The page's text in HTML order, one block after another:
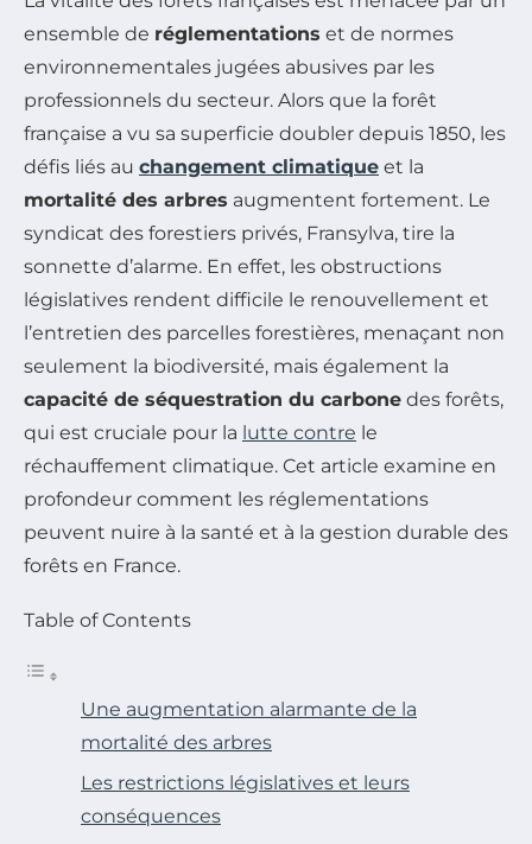
ensemble de réglementations et de normes
environnementales jugées abusives par les
professionnels du secteur. Alors que la forêt
française a vu sa superficie doubler depuis 1850, les
défis liés au changement climatique et la
mortalité des arbres augmentent fortement. Le
syndicat des forestiers privés, Fransylva, tire la
sonnette d’alarme. En effet, les obstructions
législatives rendent difficile le renouvellement et
l’entretien des parcelles forestières, menaçant non
seulement la biodiversité, mais également la
capacité de séquestration du carbone des forêts,
qui est cruciale pour la lutte contre le
réchauffement climatique. Cet article examine en
profondeur comment les réglementations
peuvent nuire à la santé et à la gestion durable des
forêts en France.
Table of Contents
Une augmentation alarmante de la
mortalité des arbres
Les restrictions législatives et leurs
conséquences